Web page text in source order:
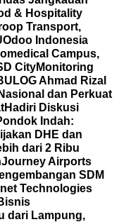
& Hospitality
Transport,
Odoo Indonesia
Campus,
CityMonitoring
Ahmad Rizal
dan Perkuat
Hadiri Diskusi
Indah:
DHE dan
dari 2 Ribu
Airports
SDM
Technologies
dari Lampung,